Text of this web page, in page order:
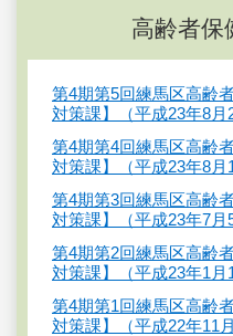
高齢者保
第4期第5回練馬区高齢
対策課】（平成23年8月
第4期第4回練馬区高齢
対策課】（平成23年8月
第4期第3回練馬区高齢
対策課】（平成23年7月5
第4期第2回練馬区高齢
対策課】（平成23年1月
第4期第1回練馬区高齢
対策課】（平成22年11月